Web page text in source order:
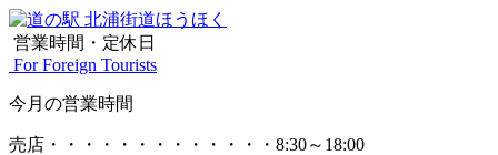
営業時間・定休日
For Foreign Tourists
今月の営業時間
売店 ・・・・・・・・・・・・・ 8:30～18:00